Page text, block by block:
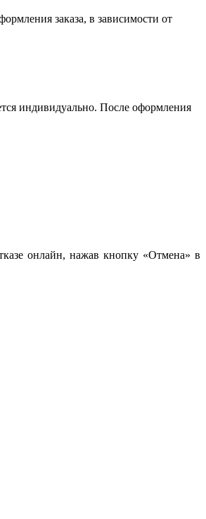
заказа, в зависимости от
индивидуально. После оформления
онлайн, нажав кнопку «Отмена» в